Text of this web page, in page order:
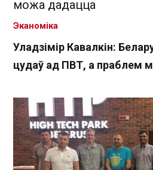
Уладзімір Кавалкін:
цудаў ад ПВТ, а праблем
Эканоміка